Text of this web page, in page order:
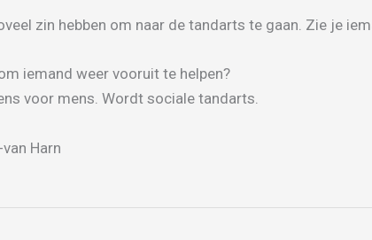
zin hebben om naar de tandarts te gaan. Zie je
iemand weer vooruit te helpen?
voor mens. Wordt sociale tandarts.
Harn